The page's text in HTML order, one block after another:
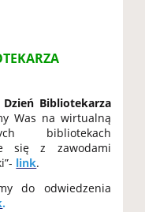
Bibliotekarza
Was na wirtualną
bibliotekach
z zawodami
link.
do odwiedzenia
.